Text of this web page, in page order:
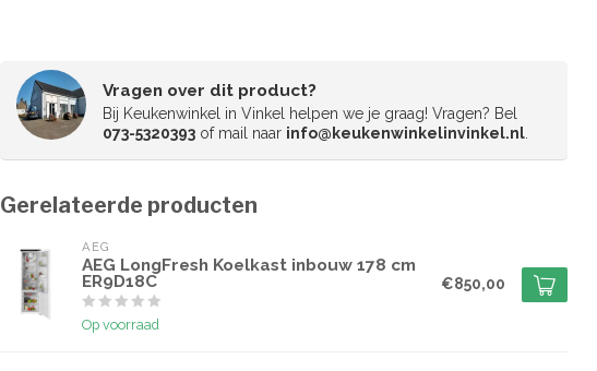
Vragen over dit product?
Bij Keukenwinkel in Vinkel helpen we je graag! Vragen? Bel
073-5320393 of mail naar info@keukenwinkelinvinkel.nl
Gerelateerde producten
AEG
AEG LongFresh Koelkast inbouw 178 cm
ER9D18C
Op voorraad
€850,00